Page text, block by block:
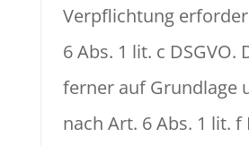
Verpflichtung
6 Abs. 1 lit. c
ferner auf Grundlage
nach Art. 6 Abs. 1 lit.